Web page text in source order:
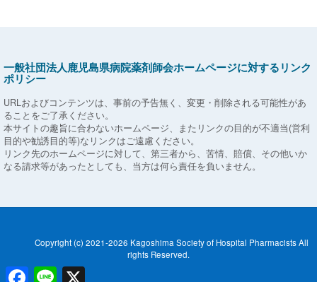
一般社団法人鹿児島県病院薬剤師会ホームページに対するリンク
ポリシー
URLおよびコンテンツは、事前の予告無く、変更・削除される可能性があ
ることをご了承ください。
本サイトの趣旨に合わないホームページ、またリンクの目的が不適当(営利
目的や勧誘目的等)なリンクはご遠慮ください。
リンク先のホームページに対して、第三者から、苦情、賠償、その他いか
なる請求等があったとしても、当方は何ら責任を負いません。
Copyright (c) 2021-2026 Kagoshima Society of Hospital Pharmacists All
rights Reserved.
F